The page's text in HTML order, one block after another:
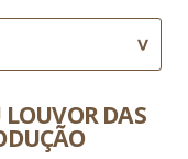
LOUVOR DAS